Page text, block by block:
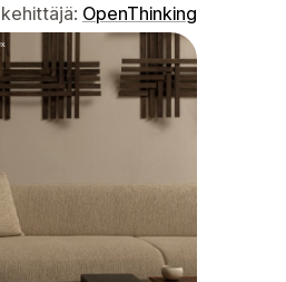
kehittäjä: OpenThinking